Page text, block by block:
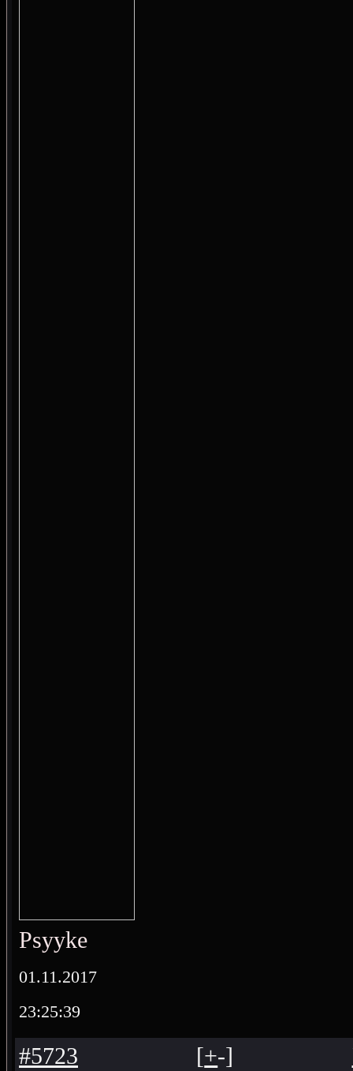
Psyyke
01.11.2017
23:25:39
#5723 [+-]